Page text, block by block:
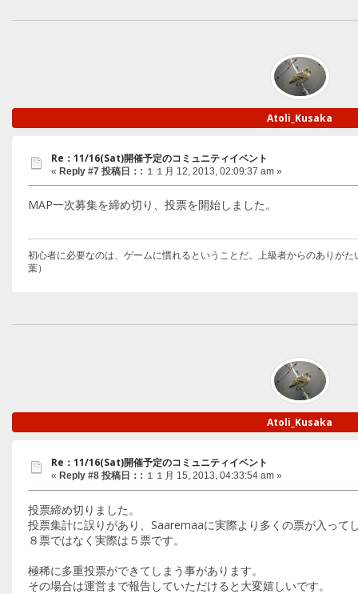
Atoli_Kusaka
Re：11/16(Sat)開催予定のコミュニティイベント
« Reply #7 投稿日：: １１月 12, 2013, 02:09:37 am »
MAP一次募集を締め切り、投票を開始しました。
初心者に必要なのは、ゲームに慣れるということだ。上級者からのありが
葉）
Atoli_Kusaka
Re：11/16(Sat)開催予定のコミュニティイベント
« Reply #8 投稿日：: １１月 15, 2013, 04:33:54 am »
投票締め切りました。
投票集計に誤りがあり、Saaremaaに実際より多くの票が入って
８票ではなく実際は５票です。
極稀に多重投票ができてしまう事があります。
その場合は運営まで報告していただけると大変嬉しいです。